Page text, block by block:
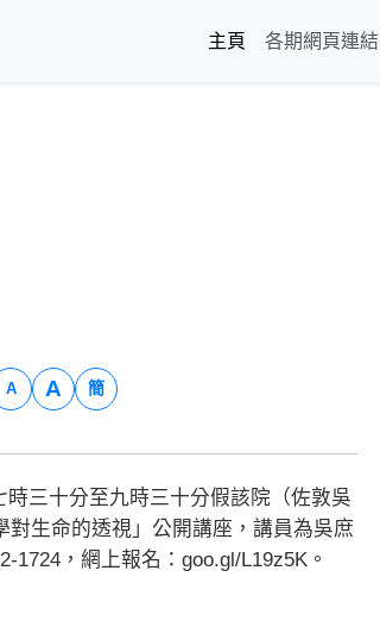
主頁
各期網頁連結
A A 簡
三十分至九時三十分假該院（佐敦吳
生命的透視」公開講座，講員為吳庶
，網上報名：goo.gl/L19z5K。